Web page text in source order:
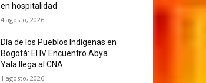
en hospitalidad
4 agosto, 2026
Día de los Pueblos Indígenas en
Bogotá: El IV Encuentro Abya
Yala llega al CNA
1 agosto, 2026